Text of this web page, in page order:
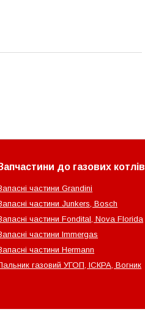
до газових котлів
частини Grandini
частини Junkers, Bosch
частини Fondital, Nova Florida
частини Immergas
частини Hermann
газовий УГОП, ІСКРА, Вогник